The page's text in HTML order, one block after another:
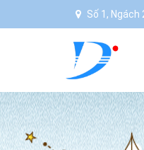
Số 1, Ngách